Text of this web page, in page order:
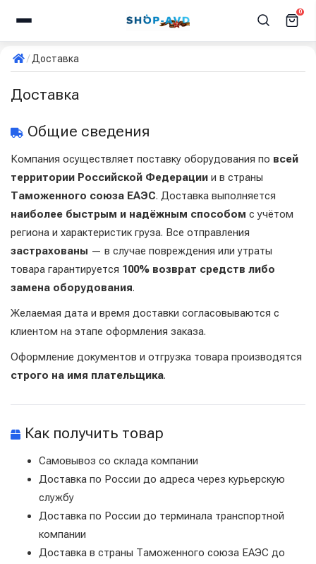
0
Доставка
Доставка
Общие сведения
Компания осуществляет поставку оборудования по всей
территории Российской Федерации и в страны
Таможенного союза ЕАЭС. Доставка выполняется
наиболее быстрым и надёжным способом с учётом
региона и характеристик груза. Все отправления
застрахованы — в случае повреждения или утраты
товара гарантируется 100% возврат средств либо
замена оборудования.
Желаемая дата и время доставки согласовываются с
клиентом на этапе оформления заказа.
Оформление документов и отгрузка товара производятся
строго на имя плательщика.
Как получить товар
Самовывоз со склада компании
Доставка по России до адреса через курьерскую
службу
Доставка по России до терминала транспортной
компании
Доставка в страны Таможенного союза ЕАЭС до